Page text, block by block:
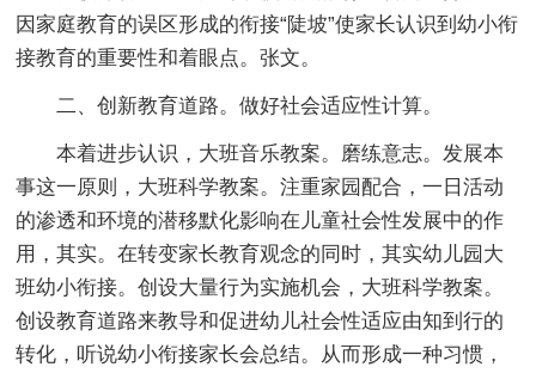
因家庭教育的误区形成的衔接“陡坡”使家长认识到幼小衔
接教育的重要性和着眼点。张文。
二、创新教育道路。做好社会适应性计算。
本着进步认识，大班音乐教案。磨练意志。发展本
事这一原则，大班科学教案。注重家园配合，一日活动
的渗透和环境的潜移默化影响在儿童社会性发展中的作
用，其实。在转变家长教育观念的同时，其实幼儿园大
班幼小衔接。创设大量行为实施机会，大班科学教案。
创设教育道路来教导和促进幼儿社会性适应由知到行的
转化，听说幼小衔接家长会总结。从而形成一种习惯，